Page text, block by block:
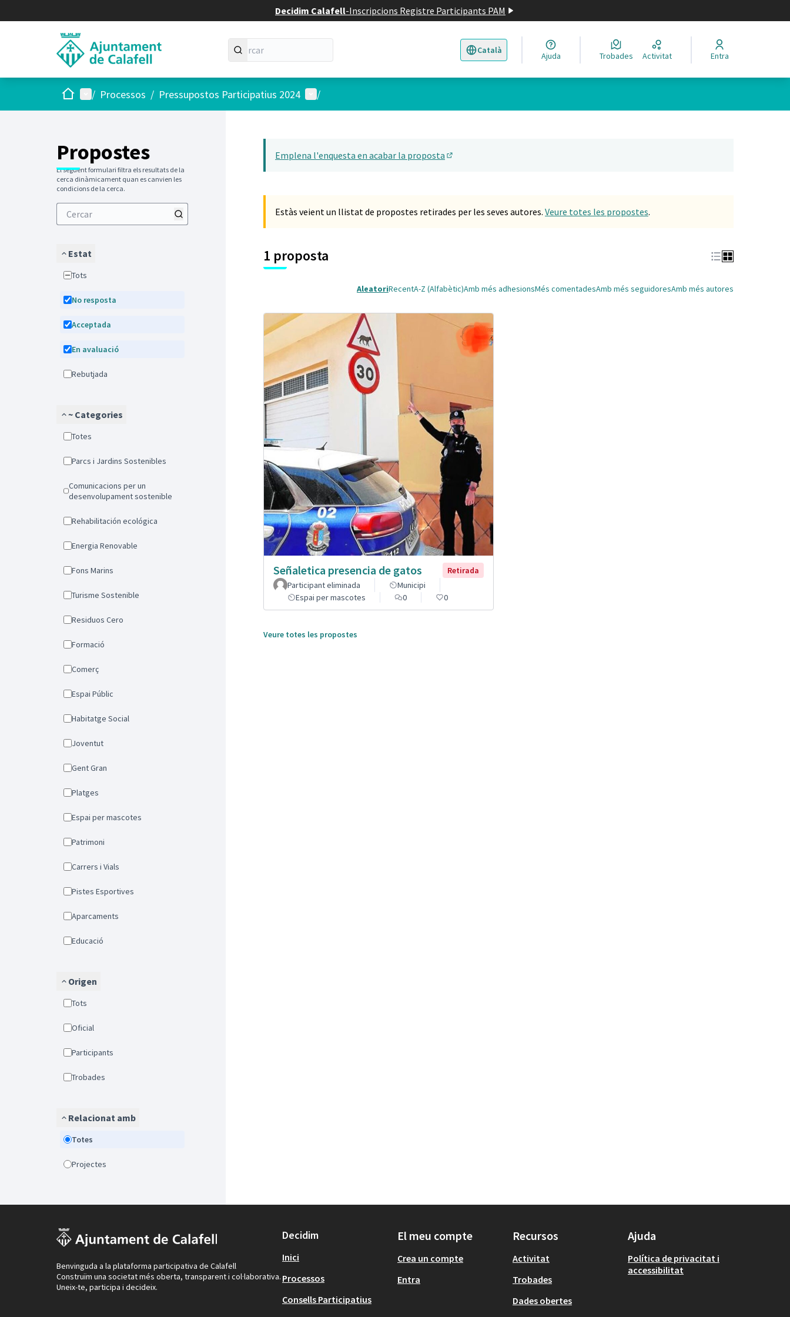
Decidim Calafell-Inscripcions Registre Participants PAM
Català
Triar la llengua Elegir el idioma
Ajuda Trobades Activitat Entra
Inici Menú principal
/ Processos / Pressupostos Participatius 2024 Menú d'usuari
/
Propostes
El següent formulari filtra els resultats de la
cerca dinàmicament quan es canvien les
condicions de la cerca.
Estat
Tots
No resposta
Acceptada
En avaluació
Rebutjada
~ Categories
Totes
Parcs i Jardins Sostenibles
Comunicacions per un
desenvolupament sostenible
Rehabilitación ecológica
Energia Renovable
Fons Marins
Turisme Sostenible
Residuos Cero
Formació
Comerç
Espai Públic
Habitatge Social
Joventut
Gent Gran
Platges
Espai per mascotes
Patrimoni
Carrers i Vials
Pistes Esportives
Aparcaments
Educació
Origen
Tots
Oficial
Participants
Trobades
Relacionat amb
Totes
Projectes
Emplena l'enquesta en acabar la proposta
Estàs veient un llistat de propostes retirades per les seves autores. Veure totes les propostes.
1 proposta
AleatoriRecentA-Z (Alfabètic)Amb més adhesionsMés comentadesAmb més seguidoresAmb més autores
Señaletica presencia de gatos
Retirada
Participant eliminada
Municipi
Espai per mascotes
0 0
Veure totes les propostes
Benvinguda a la plataforma participativa de Calafell
Construïm una societat més oberta, transparent i col·laborativa.
Uneix-te, participa i decideix.
Decidim
Inici
Processos
Consells Participatius
El meu compte
Crea un compte
Entra
Recursos
Activitat
Trobades
Dades obertes
Ajuda
Política de privacitat i
accessibilitat